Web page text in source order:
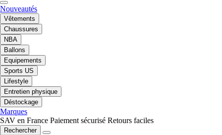
Nouveautés
Vêtements
Chaussures
NBA
Ballons
Equipements
Sports US
Lifestyle
Entretien physique
Déstockage
Marques
SAV en France Paiement sécurisé Retours faciles
Rechercher